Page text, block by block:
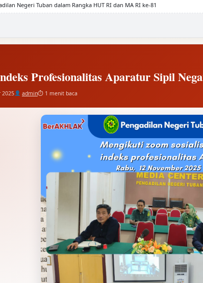
Negeri Tuban dalam Rangka HUT RI dan MA RI ke-81
Profesionalitas Aparatur Sipil
2025 admin⏱ 1 menit baca